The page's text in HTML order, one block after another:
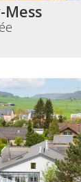
Mess